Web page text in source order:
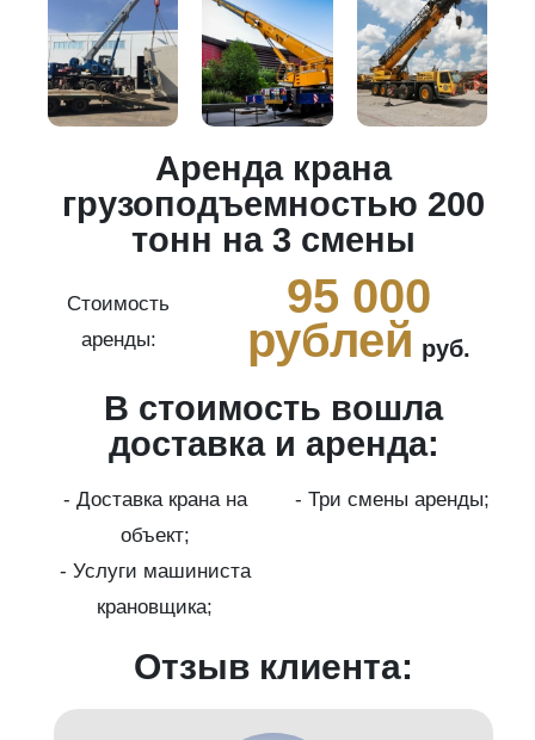
Аренда крана
грузоподъемностью 200
тонн на 3 смены
Стоимость
аренды:
95 000
рублей руб.
В стоимость вошла
доставка и аренда:
- Доставка крана на
объект;
- Три смены аренды;
- Услуги машиниста
крановщика;
Отзыв клиента: